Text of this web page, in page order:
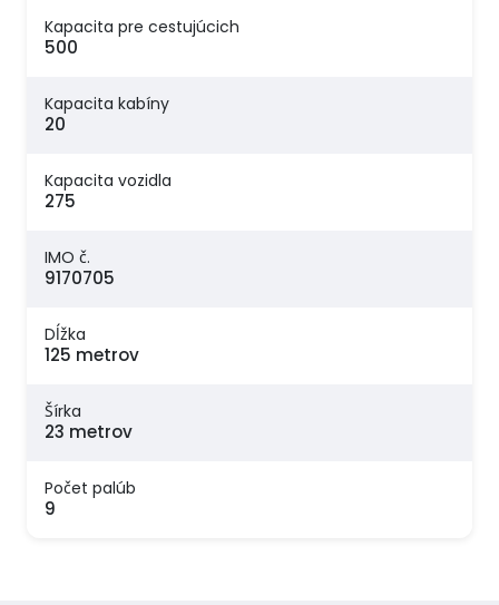
Kapacita pre cestujúcich
500
Kapacita kabíny
20
Kapacita vozidla
275
IMO č.
9170705
Dĺžka
125 metrov
Šírka
23 metrov
Počet palúb
9